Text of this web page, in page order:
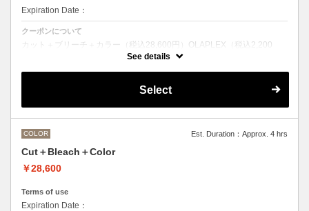
Expiration Date：
クーポンについて
カット＋ブリーチ＋カラー（税込28,600円）OLAPLEX（税込2,200
前処理剤OLAPLEXを使ったカット＋ブリーチ＋カラー
●ご希望の色やカラー履歴、デザインによっては１度のブリーチでは表
現できない場合がございます。
M ¥＋1100 L¥＋1650 LL¥＋2200
See details
Select
COLOR Est. Duration：Approx. 4 hrs
Cut＋Bleach＋Color
￥28,600
Terms of use
Expiration Date：